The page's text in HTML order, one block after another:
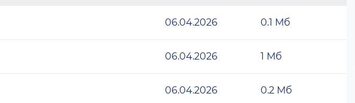
06.04.2026 0.1 Мб
06.04.2026 1 Мб
06.04.2026 0.2 Мб